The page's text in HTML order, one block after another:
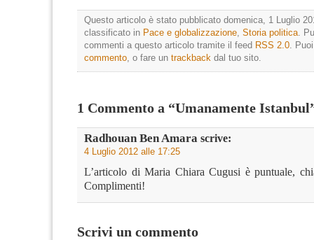
Questo articolo è stato pubblicato domenica, 1 Luglio
classificato in Pace e globalizzazione, Storia politica.
commenti a questo articolo tramite il feed RSS 2.0.
commento, o fare un trackback dal tuo sito.
1 Commento a “Umanamente
Radhouan Ben Amara scrive:
4 Luglio 2012 alle 17:25
L’articolo di Maria Chiara Cugusi è puntuale,
Complimenti!
Scrivi un commento